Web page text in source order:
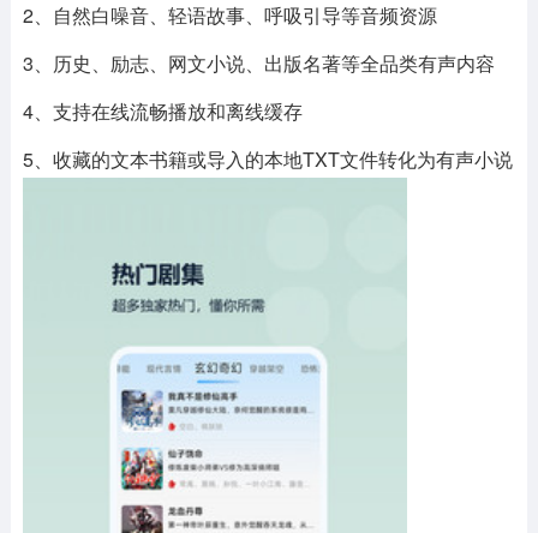
2、自然白噪音、轻语故事、呼吸引导等音频资源
3、历史、励志、网文小说、出版名著等全品类有声内容
4、支持在线流畅播放和离线缓存
5、收藏的文本书籍或导入的本地TXT文件转化为有声小说